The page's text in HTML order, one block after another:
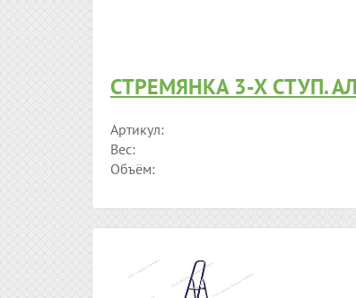
СТРЕМЯНКА 3-Х СТУП.
Артикул:
Вес:
Объём: